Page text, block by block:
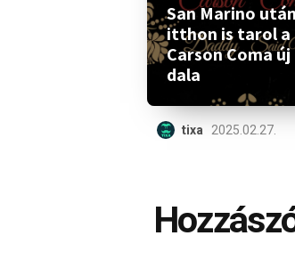
San Marino
itthon is tarol a
Carson Coma új
dala
tixa 2025.02.27.